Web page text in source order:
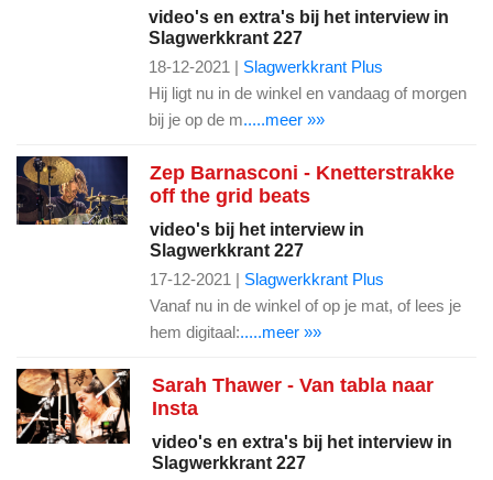
video's en extra's bij het interview in
Slagwerkkrant 227
18-12-2021 | Slagwerkkrant Plus
Hij ligt nu in de winkel en vandaag of morgen
bij je op de m.....meer »»
Zep Barnasconi - Knetterstrakke
off the grid beats
video's bij het interview in
Slagwerkkrant 227
17-12-2021 | Slagwerkkrant Plus
Vanaf nu in de winkel of op je mat, of lees je
hem digitaal:.....meer »»
Sarah Thawer - Van tabla naar
Insta
video's en extra's bij het interview in
Slagwerkkrant 227